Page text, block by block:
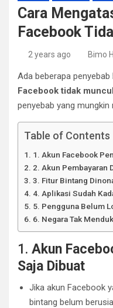
Cara
Facebook
2 years ago Bimo
Ada beberapa
Facebook tidak muncul
penyebab yang mungkin
Table of Contents
1. Akun Facebook
2. Akun Pembayaran
3. Fitur Bintang
4. Aplikasi Sudah
5. Pengguna Belum
6. Negara Tak
1. Akun
Saja Dibuat
Jika akun Facebook
bintang belum